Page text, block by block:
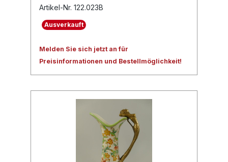
Artikel-Nr. 122.023B
Ausverkauft
Melden Sie sich jetzt an für
Preisinformationen und Bestellmöglichkeit!